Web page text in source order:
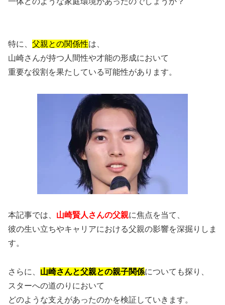
特に、 父親との関係性は、
山崎さんが持つ人間性や才能の形成において
重要な役割を果たしている可能性があります。
本記事では、 山崎賢人さんの父親に焦点を当て、
彼の生い立ちやキャリアにおける父親の影響を深掘りしま
す。
さらに、 山崎さんと父親との親子関係についても探り、
スターへの道のりにおいて
どのような支えがあったのかを検証していきます。